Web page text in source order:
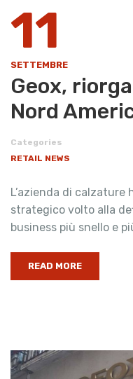
11
SETTEMBRE
Geox,
Nord
Categories
RETAIL NEWS
L’azienda di calzature
strategico volto alla
business più snello e
READ MORE